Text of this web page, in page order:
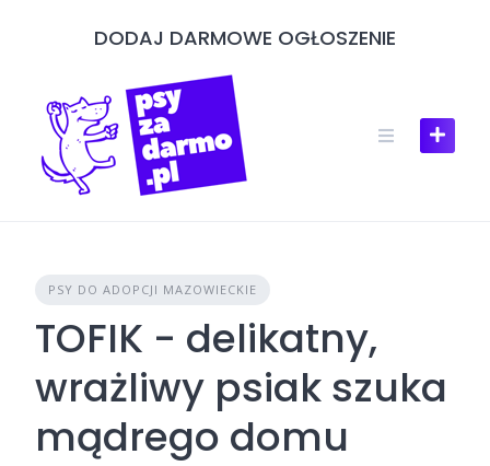
DODAJ DARMOWE OGŁOSZENIE
PSY DO ADOPCJI MAZOWIECKIE
TOFIK - delikatny,
wrażliwy psiak szuka
mądrego domu